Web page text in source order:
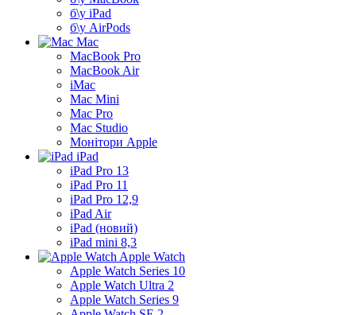
б\у iPad
б\у AirPods
Mac
MacBook Pro
MacBook Air
iMac
Mac Mini
Mac Pro
Mac Studio
Монітори Apple
iPad
iPad Pro 13
iPad Pro 11
iPad Pro 12,9
iPad Air
iPad (новий)
iPad mini 8,3
Apple Watch
Apple Watch Series 10
Apple Watch Ultra 2
Apple Watch Series 9